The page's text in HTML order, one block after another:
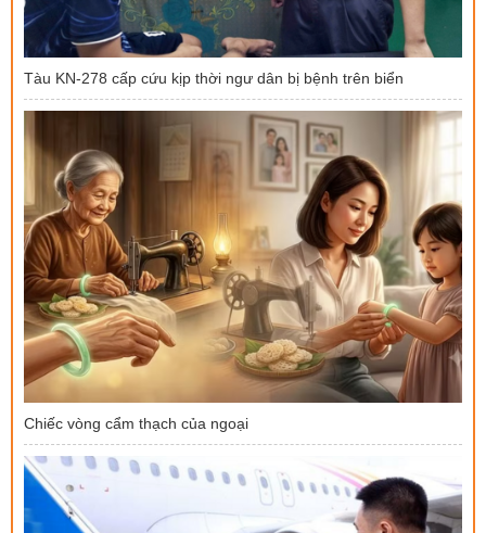
Tàu KN-278 cấp cứu kịp thời ngư dân bị bệnh trên biển
Chiếc vòng cẩm thạch của ngoại